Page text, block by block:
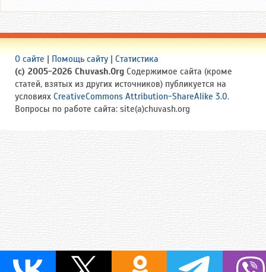
О сайте | Помощь сайту | Статистика
(c) 2005-2026 Chuvash.Org Содержимое сайта (кроме
статей, взятых из других источников) публикуется на
условиях CreativeCommons Attribution-ShareAlike 3.0.
Вопросы по работе сайта: site(a)chuvash.org